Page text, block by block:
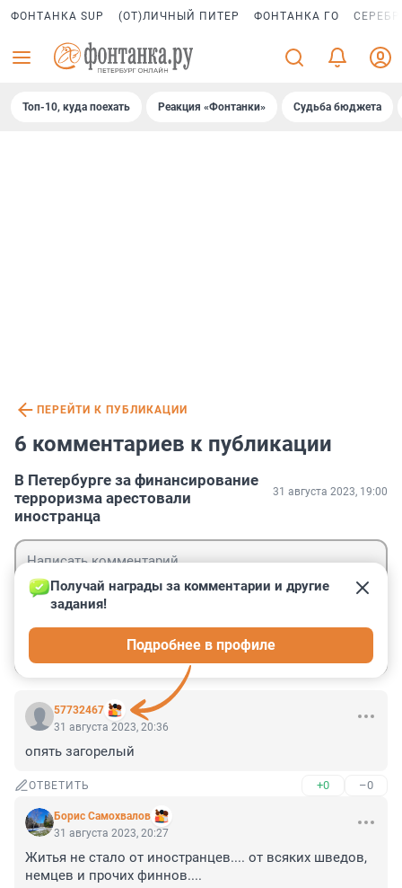
ФОНТАНКА SUP (ОТ)ЛИЧНЫЙ ПИТЕР ФОНТАНКА ГО
Топ-10, куда поехать Реакция «Фонтанки» Судьба бюджета
ПЕРЕЙТИ К ПУБЛИКАЦИИ
6 комментариев к публикации
В Петербурге за финансирование
терроризма арестовали
иностранца
31 августа 2023, 19:00
57732467
Получай награды за комментарии и другие
задания!
Подробнее в профиле
31 августа 2023, 20:36
опять загорелый
ОТВЕТИТЬ +0 –0
Борис Самохвалов
31 августа 2023, 20:27
Житья не стало от иностранцев.... от всяких шведов,
немцев и прочих финнов....